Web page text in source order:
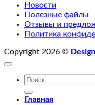
Новости
Полезные файлы
Отзывы и
Политика
Copyright 2026 ©
Искать:
Главная